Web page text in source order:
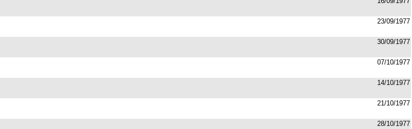
23/09/1977
30/09/1977
07/10/1977
14/10/1977
21/10/1977
28/10/1977